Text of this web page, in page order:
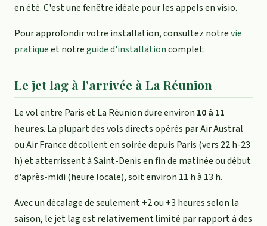
en été. C'est une fenêtre idéale pour les appels en visio.
Pour approfondir votre installation, consultez notrevie
pratiqueet notreguide d'installationcomplet.
Le jet lag à l'arrivée à La Réunion
Le vol entre Paris et La Réunion dure environ 10 à 11
heures. La plupart des vols directs opérés par Air Austral
ou Air France décollent en soirée depuis Paris (vers 22 h-23
h) et atterrissent à Saint-Denis en fin de matinée ou début
d'après-midi (heure locale), soit environ 11 h à 13 h.
Avec un décalage de seulement +2 ou +3 heures selon la
saison, le jet lag estrelativement limité par rapport à des